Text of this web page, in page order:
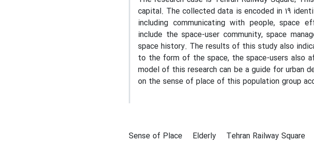
capital. The collected data is encoded in 19
including communicating with people, space
include the space-user community, space
space history. The results of this study also
to the form of the space, the space-users also
model of this research can be a guide for urban
on the sense of place of this population group
Sense of Place Elderly
Tehran Railway Square